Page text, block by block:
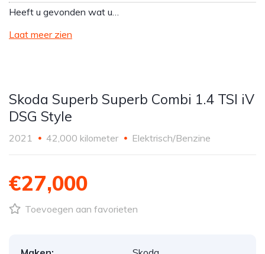
Heeft u gevonden wat u…
Laat meer zien
Skoda Superb Superb Combi 1.4 TSI iV
DSG Style
2021 42,000 kilometer Elektrisch/Benzine
€27,000
Toevoegen aan favorieten